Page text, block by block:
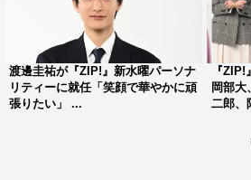
渡邊圭祐が『ZIP!』新水曜パーソナ
リティーに就任「笑顔で華やかに頑
張りたい」 ...
『
岡部
二郎、